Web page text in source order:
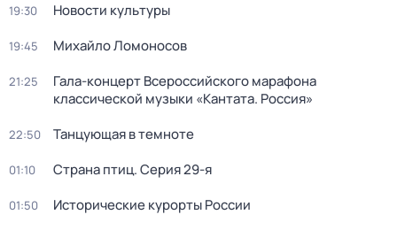
19:30 Новости культуры
19:45 Михайло Ломоносов
21:25
Гала-концерт Всероссийского марафона
классической музыки «Кантата. Россия»
22:50 Танцующая в темноте
01:10 Страна птиц. Серия 29-я
01:50 Исторические курорты России